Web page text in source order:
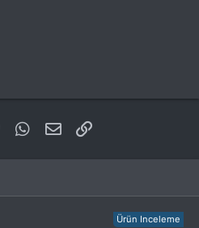
PinterestWhatsApp
E-posta
Ürün Inceleme